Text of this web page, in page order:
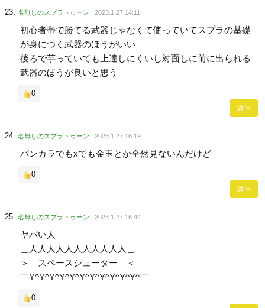
名無しのスプラトゥーン 2023.1.27 14:11
初心者帯で勝てる武器じゃなくて使っていてスプラの基礎
が身につく武器のほうがいい
後ろで芋っていても上達しにくいし対面しに前に出られる
武器のほうが良いと思う
0
返信
名無しのスプラトゥーン 2023.1.27 16:19
バンカラでもxでも金玉とか全然見ないんだけど
0
返信
名無しのスプラトゥーン 2023.1.27 16:44
ヤバい人
＿人人人人人人人人人人人＿
＞ スペースシューター ＜
￣Y^Y^Y^Y^Y^Y^Y^Y^Y^Y^Y^￣
0